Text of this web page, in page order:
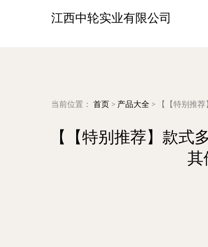
江西中轮实业有限公司
当前位置： 首页 > 产品大全 > 【【特别推
【【特别推荐】款式
其